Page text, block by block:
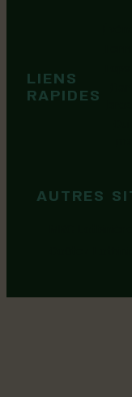
LIENS
RAPIDES
AUTRES